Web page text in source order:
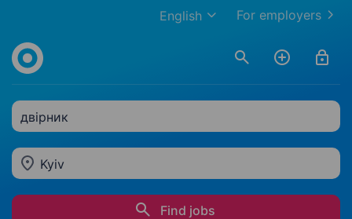
For employers
English
двірник
Kyiv
Find jobs